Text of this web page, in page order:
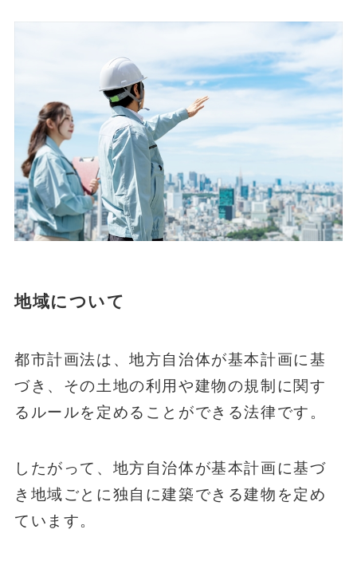
地域について
都市計画法は、地方自治体が基本計画に基
づき、その土地の利用や建物の規制に関す
るルールを定めることができる法律です。
したがって、地方自治体が基本計画に基づ
き地域ごとに独自に建築できる建物を定め
ています。